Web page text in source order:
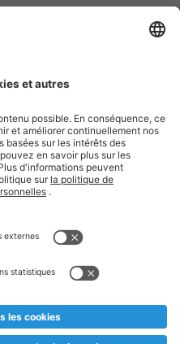
mentions légales
et jusqu'à
étudié, nous serions
Prix Recupel et TVA incl.
masculine a été adoptée